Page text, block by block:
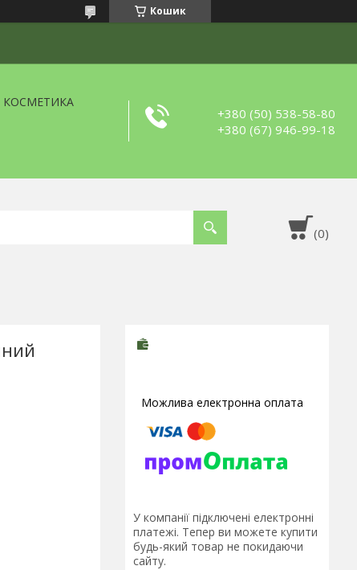
Кошик
КОСМЕТИКА
+380 (50) 538-58-80
+380 (67) 946-99-18
У компанії підключені електронні
платежі. Тепер ви можете купити
будь-який товар не покидаючи
сайту.